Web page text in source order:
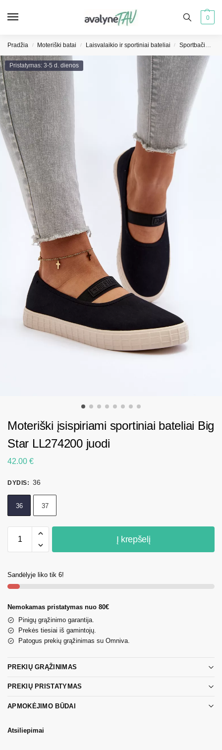
0
Pradžia / Moteriški batai / Laisvalaikio ir sportiniai bateliai / Sportbačiai moterims
Pristatymas: 3-5 d. dienos
Moteriški įsispiriami sportiniai bateliai Big
Star LL274200 juodi
42.00 €
DYDIS: 36
36 37
Į krepšelį
Sandėlyje liko tik 6!
Nemokamas pristatymas nuo 80€
Pinigų grąžinimo garantija.
Prekės tiesiai iš gamintojų.
Patogus prekių grąžinimas su Omniva.
PREKIŲ GRĄŽINIMAS
PREKIŲ PRISTATYMAS
APMOKĖJIMO BŪDAI
Atsiliepimai